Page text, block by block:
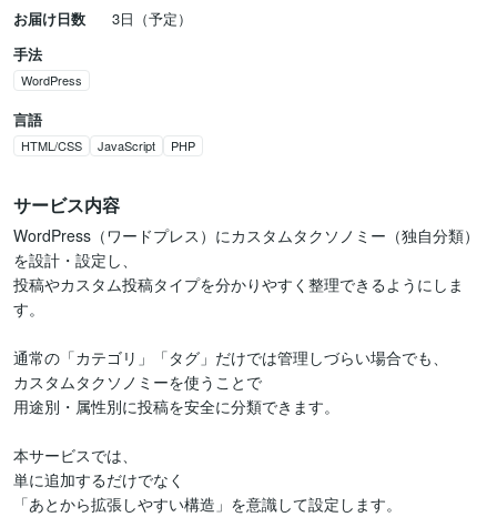
お届け日数
3日（予定）
手法
WordPress
言語
HTML/CSS JavaScript PHP
サービス内容
WordPress（ワードプレス）にカスタムタクソノミー（独自分類）
を設計・設定し、
投稿やカスタム投稿タイプを分かりやすく整理できるようにしま
す。
通常の「カテゴリ」「タグ」だけでは管理しづらい場合でも、
カスタムタクソノミーを使うことで
用途別・属性別に投稿を安全に分類できます。
本サービスでは、
単に追加するだけでなく
「あとから拡張しやすい構造」を意識して設定します。